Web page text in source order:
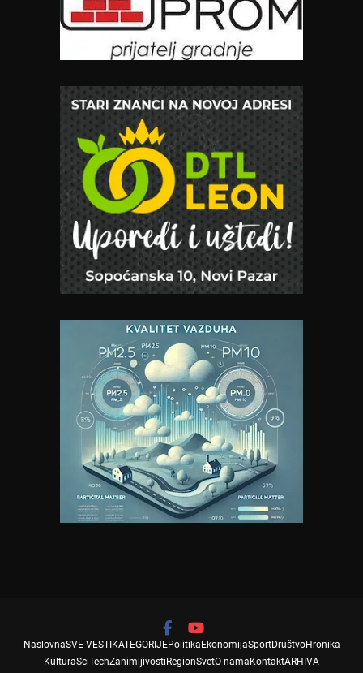
NaslovnaSVE VESTI KATEGORIJEPolitika EkonomijaSportDruštvoHronika
KulturaSciTechZanimljivosti RegionSvetO nama KontaktARHIVA